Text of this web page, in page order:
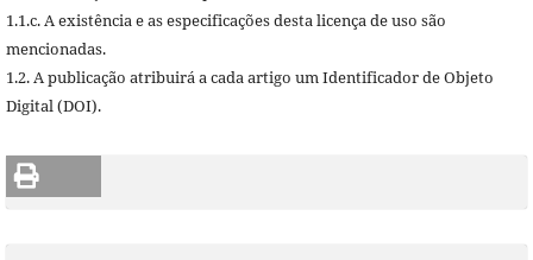
1.1.c. A existência e as especificações desta licença de uso são
mencionadas.
1.2. A publicação atribuirá a cada artigo um Identificador de Objeto
Digital (DOI).